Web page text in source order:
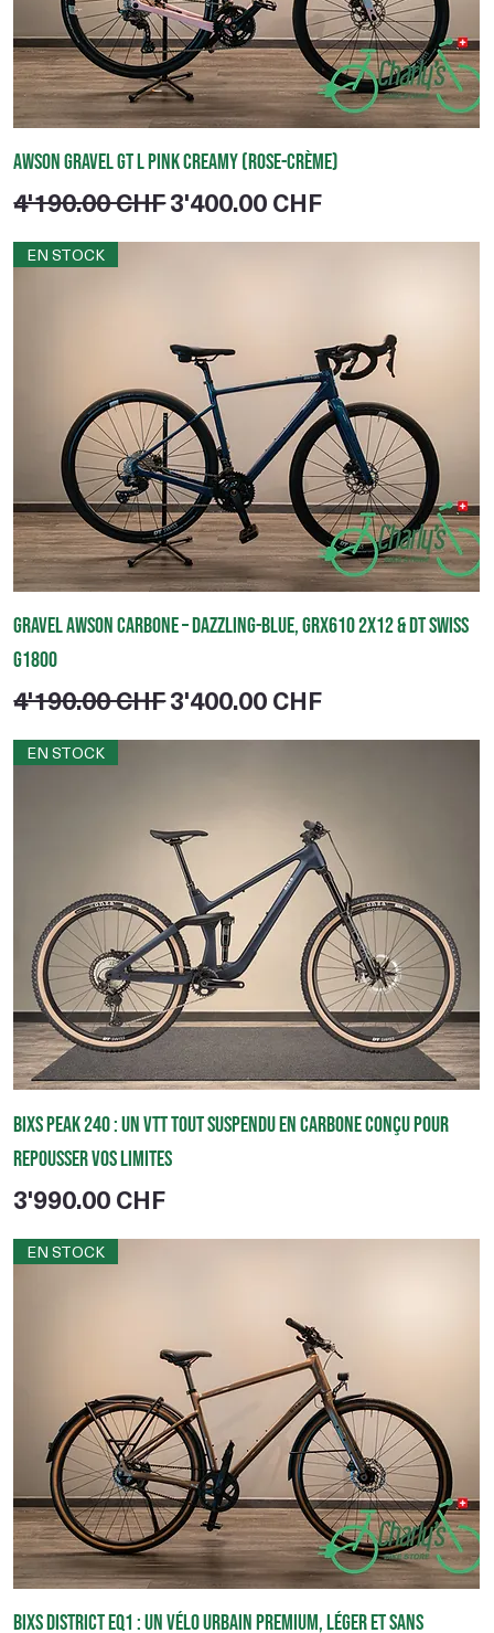
Awson Gravel GT L Pink Creamy (Rose-Crème)
Prix original
4'190.00 CHFPrix promotionnel
3'400.00 CHF
EN STOCK
Gravel Awson Carbone – Dazzling-Blue, GRX610 2x12 & DT Swiss
G1800
Prix original
4'190.00 CHFPrix promotionnel
3'400.00 CHF
EN STOCK
BIXS Peak 240 : un VTT tout suspendu en carbone conçu pour
repousser vos limites
Prix
3'990.00 CHF
EN STOCK
BIXS District EQ1 : un vélo urbain premium, léger et sans